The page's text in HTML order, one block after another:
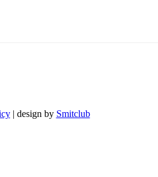
| design by Smitclub